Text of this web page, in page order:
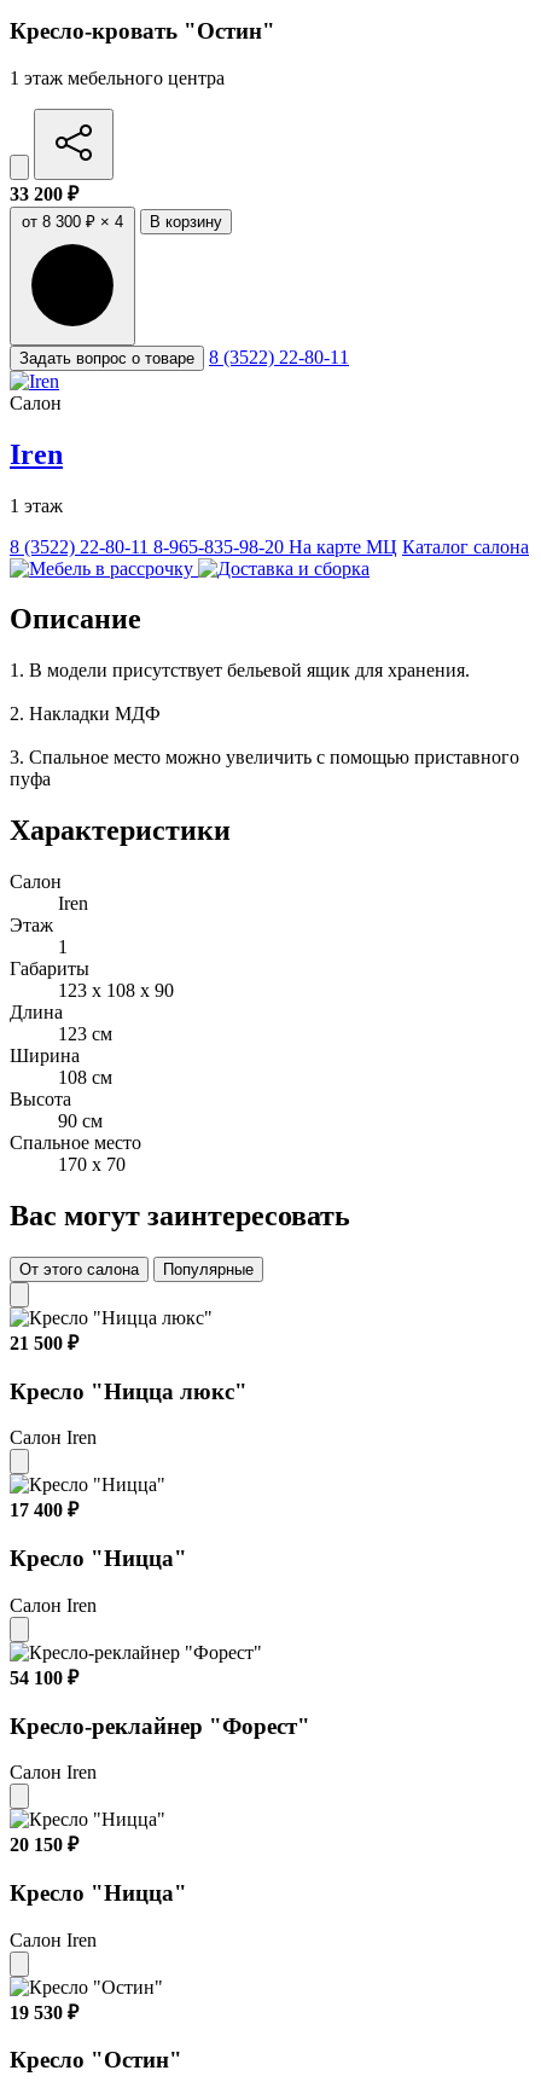
Кресло-кровать "Остин"
1 этаж мебельного центра
33 200 ₽
от 8 300 ₽ × 4 В корзину
Задать вопрос о товаре 8 (3522) 22-80-11
Салон
Iren
1 этаж
8 (3522) 22-80-11 8-965-835-98-20 На карте МЦ Каталог салона
Описание
1. В модели присутствует бельевой ящик для хранения.
2. Накладки МДФ
3. Спальное место можно увеличить с помощью приставного
пуфа
Характеристики
Салон
Iren
Этаж
1
Габариты
123 x 108 x 90
Длина
123 см
Ширина
108 см
Высота
90 см
Спальное место
170 x 70
Вас могут заинтересовать
От этого салона Популярные
21 500 ₽
Кресло "Ницца люкс"
Салон Iren
17 400 ₽
Кресло "Ницца"
Салон Iren
54 100 ₽
Кресло-реклайнер "Форест"
Салон Iren
20 150 ₽
Кресло "Ницца"
Салон Iren
19 530 ₽
Кресло "Остин"